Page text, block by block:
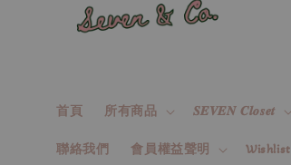
首頁 所有商品 𝑺𝑬𝑽𝑬𝑵 𝑪𝒍𝒐𝒔𝒆𝒕
聯絡我們 會員權益聲明 Wishlist